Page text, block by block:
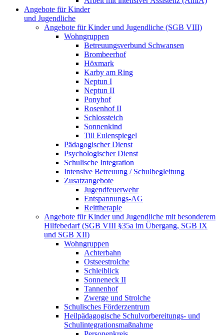
Angebote für Kinder
und Jugendliche
Angebote für Kinder und Jugendliche (SGB VIII)
Wohngruppen
Betreuungsverbund Schwansen
Brombeerhof
Höxmark
Karby am Ring
Neptun I
Neptun II
Ponyhof
Rosenhof II
Schlossteich
Sonnenkind
Till Eulenspiegel
Pädagogischer Dienst
Psychologischer Dienst
Schulische Integration
Intensive Betreuung / Schulbegleitung
Zusatzangebote
Jugendfeuerwehr
Entspannungs-AG
Reittherapie
Angebote für Kinder und Jugendliche mit besonderem
Hilfebedarf (SGB VIII §35a im Übergang, SGB IX
und SGB XII)
Wohngruppen
Achterbahn
Ostseestrolche
Schleiblick
Sonneneck II
Tannenhof
Zwerge und Strolche
Schulisches Förderzentrum
Heilpädagogische Schulvorbereitungs- und
Schulintegrationsmaßnahme